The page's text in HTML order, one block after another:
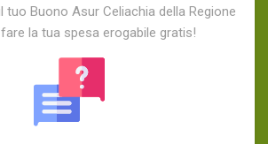
tuo Buono Asur Celiachia della Regione
la tua spesa erogabile gratis!